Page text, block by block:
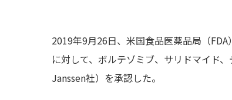
2019年9月26日、米国食品医薬品局（
に対して、ボルテゾミブ、サリドマイド
Janssen社）を承認した。